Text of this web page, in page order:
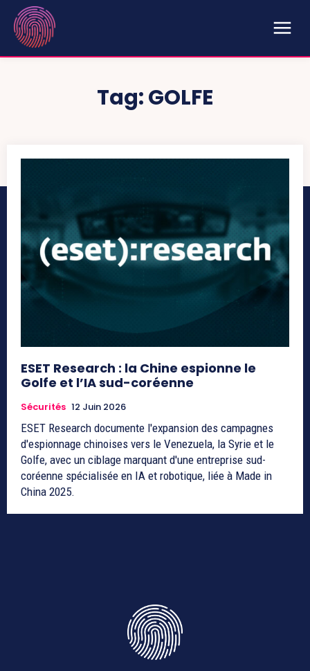
Tag:GOLFE
ESET Research : la Chine espionne le
Golfe et l’IA sud-coréenne
Sécurités 12 Juin 2026
ESET Research documente l'expansion des campagnes
d'espionnage chinoises vers le Venezuela, la Syrie et le
Golfe, avec un ciblage marquant d'une entreprise sud-
coréenne spécialisée en IA et robotique, liée à Made in
China 2025.